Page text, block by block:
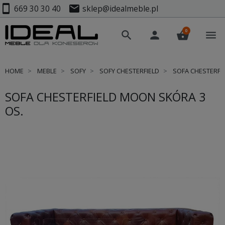
smartphone 669 30 30 40 mail sklep@idealmeble.pl
search person shopping_basket
0 menu
HOME MEBLE SOFY SOFY CHESTERFIELD SOFA
SOFA CHESTERFIELD MOON SKÓRA 3
OS.